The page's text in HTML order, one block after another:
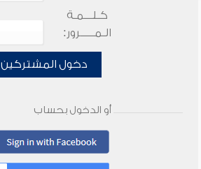
كـلـــمـة
الـمـــــرور:
دخول المشتركين
أو الدخول بحساب